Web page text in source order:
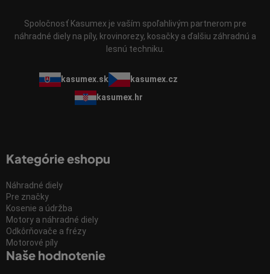
Spoločnosť Kasumex je vaším spoľahlivým partnerom pre
náhradné diely na píly, krovinorezy, kosačky a ďalšiu záhradnú a
lesnú techniku.
kasumex.sk
kasumex.cz
kasumex.hr
Kategórie eshopu
Náhradné diely
Pre značky
Kosenie a údržba
Motory a náhradné diely
Odkôrňovače a frézy
Motorové píly
Naše hodnotenie